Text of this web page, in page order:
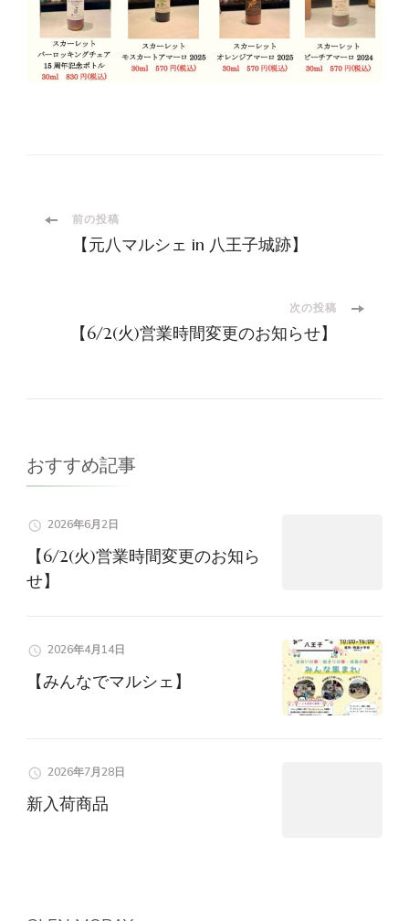
投
ー
シ
ョ
ン
前の投稿
【元八マルシェ in 八王子城跡】
次の投稿
【6/2(火)営業時間変更のお知らせ】
おすすめ記事
2026年6月2日
【6/2(火)営業時間変更のお知ら
せ】
2026年4月14日
【みんなでマルシェ】
2026年7月28日
新入荷商品